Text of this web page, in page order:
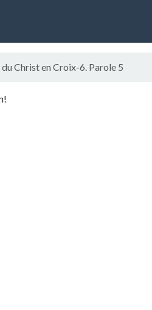
du Christ en Croix-6. Parole 5